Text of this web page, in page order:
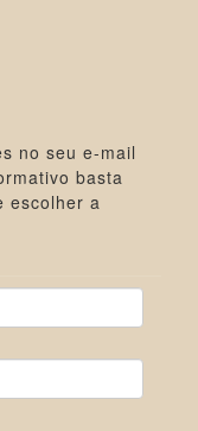
no seu e-mail
basta
escolher a